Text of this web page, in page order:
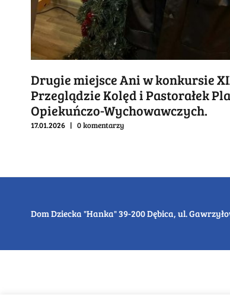
Drugie miejsce Ani w konkursie
Przeglądzie Kolęd i Pastorałek
Opiekuńczo-Wychowawczych.
17.01.2026 | 0 komentarzy
Dom Dziecka "Hanka" 39-200 Dębica, ul.